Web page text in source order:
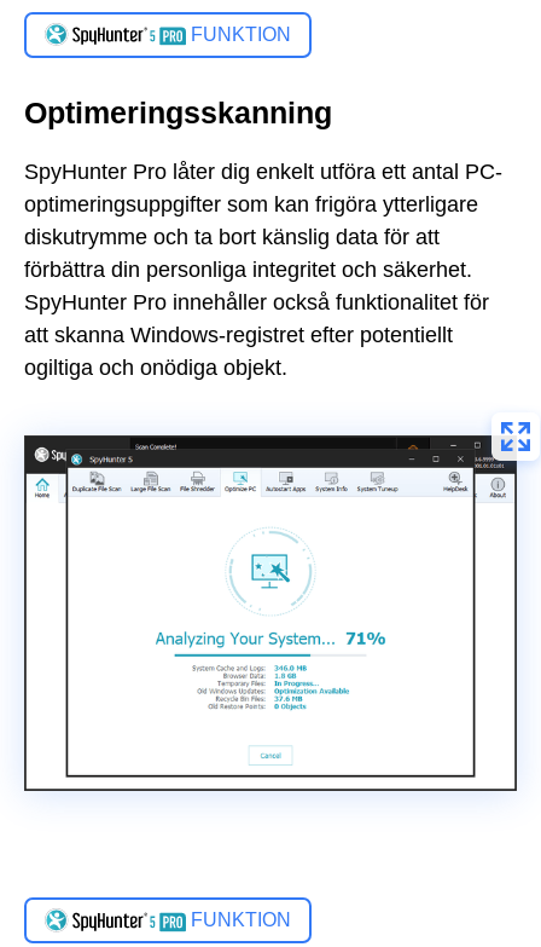
FUNKTION
Optimeringsskanning
SpyHunter Pro låter dig enkelt utföra ett antal PC-
optimeringsuppgifter som kan frigöra ytterligare
diskutrymme och ta bort känslig data för att
förbättra din personliga integritet och säkerhet.
SpyHunter Pro innehåller också funktionalitet för
att skanna Windows-registret efter potentiellt
ogiltiga och onödiga objekt.
FUNKTION